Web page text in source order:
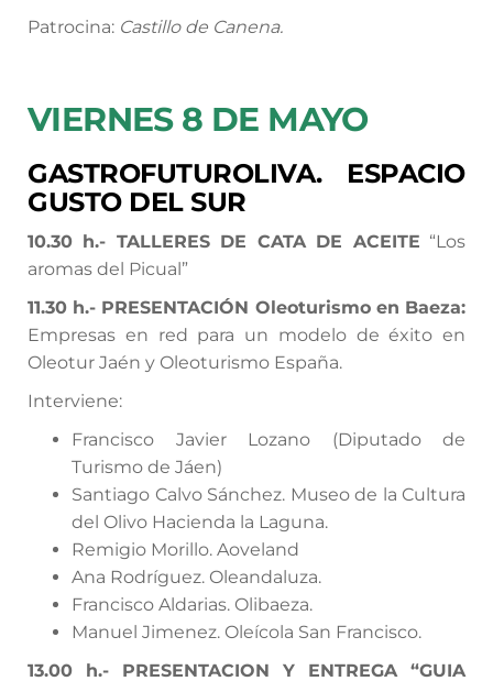
Patrocina: Castillo de Canena.
VIERNES 8 DE MAYO
GASTROFUTUROLIVA. ESPACIO
GUSTO DEL SUR
10.30 h.- TALLERES DE CATA DE ACEITE “Los
aromas del Picual”
11.30 h.- PRESENTACIÓN Oleoturismo en Baeza:
Empresas en red para un modelo de éxito en
Oleotur Jaén y Oleoturismo España.
Interviene:
Francisco Javier Lozano (Diputado de
Turismo de Jáen)
Santiago Calvo Sánchez. Museo de la Cultura
del Olivo Hacienda la Laguna.
Remigio Morillo. Aoveland
Ana Rodríguez. Oleandaluza.
Francisco Aldarias. Olibaeza.
Manuel Jimenez. Oleícola San Francisco.
13.00 h.- PRESENTACION Y ENTREGA “GUIA